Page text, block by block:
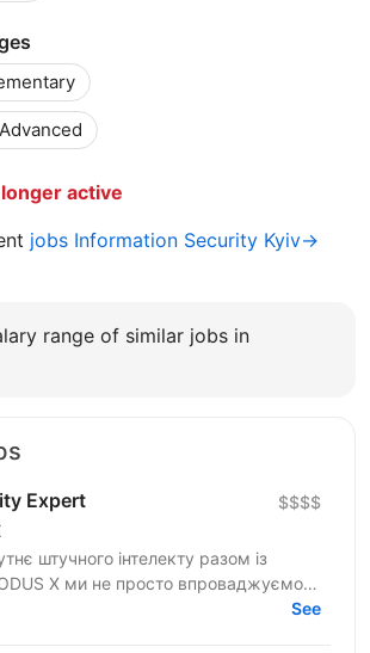
active
jobs Information Security Kyiv→
range of similar jobs in
Expert $$$$
штучного інтелекту разом із
допомагаємо бізнесу
See